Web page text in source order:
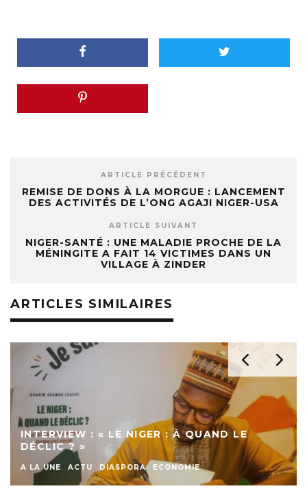
ARTICLE PRÉCÉDENT
REMISE DE DONS À LA MORGUE : LANCEMENT
DES ACTIVITÉS DE L’ONG AGAJI NIGER-USA
ARTICLE SUIVANT
NIGER-SANTÉ : UNE MALADIE PROCHE DE LA
MÉNINGITE A FAIT 14 VICTIMES DANS UN
VILLAGE À ZINDER
ARTICLES SIMILAIRES
INTERVIEW : « LE NIGER : À QUAND LE
DÉCLIC ? »
A LA UNE ACTU DIASPORA ECONOMIE